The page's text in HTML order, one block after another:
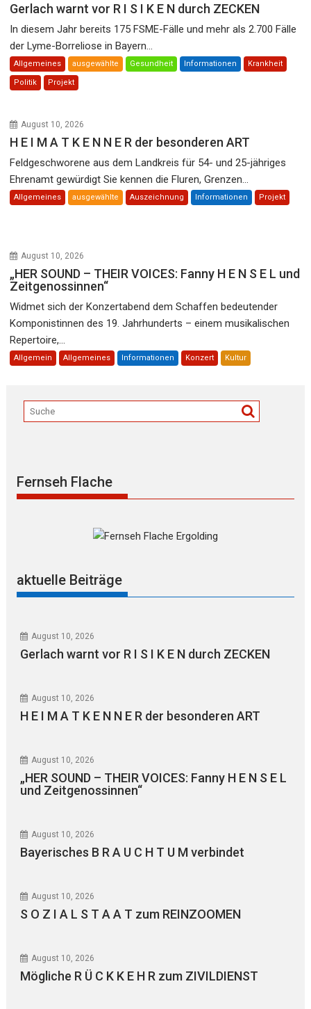
Gerlach warnt vor R I S I K E N durch ZECKEN
In diesem Jahr bereits 175 FSME-Fälle und mehr als 2.700 Fälle
der Lyme-Borreliose in Bayern...
Allgemeines ausgewählte Gesundheit Informationen Krankheit
Politik Projekt
August 10, 2026
H E I M A T K E N N E R der besonderen ART
Feldgeschworene aus dem Landkreis für 54- und 25-jähriges
Ehrenamt gewürdigt Sie kennen die Fluren, Grenzen...
Allgemeines ausgewählte Auszeichnung Informationen Projekt
August 10, 2026
„HER SOUND – THEIR VOICES: Fanny H E N S E L und
Zeitgenossinnen“
Widmet sich der Konzertabend dem Schaffen bedeutender
Komponistinnen des 19. Jahrhunderts – einem musikalischen
Repertoire,...
Allgemein Allgemeines Informationen Konzert Kultur
Fernseh Flache
aktuelle Beiträge
August 10, 2026
Gerlach warnt vor R I S I K E N durch ZECKEN
August 10, 2026
H E I M A T K E N N E R der besonderen ART
August 10, 2026
„HER SOUND – THEIR VOICES: Fanny H E N S E L
und Zeitgenossinnen“
August 10, 2026
Bayerisches B R A U C H T U M verbindet
August 10, 2026
S O Z I A L S T A A T zum REINZOOMEN
August 10, 2026
Mögliche R Ü C K K E H R zum ZIVILDIENST